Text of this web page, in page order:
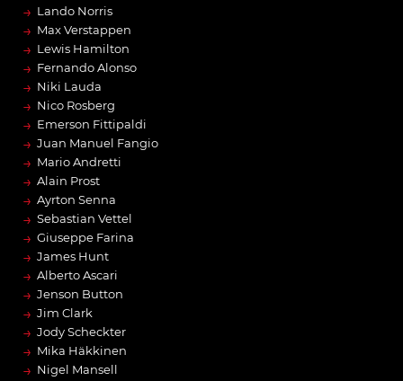
→ Lando Norris
→ Max Verstappen
→ Lewis Hamilton
→ Fernando Alonso
→ Niki Lauda
→ Nico Rosberg
→ Emerson Fittipaldi
→ Juan Manuel Fangio
→ Mario Andretti
→ Alain Prost
→ Ayrton Senna
→ Sebastian Vettel
→ Giuseppe Farina
→ James Hunt
→ Alberto Ascari
→ Jenson Button
→ Jim Clark
→ Jody Scheckter
→ Mika Häkkinen
→ Nigel Mansell